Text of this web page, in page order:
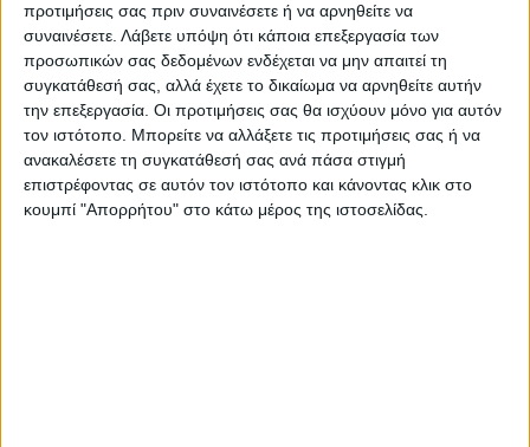
προτιμήσεις σας πριν συναινέσετε ή να αρνηθείτε να
συναινέσετε. Λάβετε υπόψη ότι κάποια επεξεργασία των
προσωπικών σας δεδομένων ενδέχεται να μην απαιτεί τη
συγκατάθεσή σας, αλλά έχετε το δικαίωμα να αρνηθείτε αυτήν
την επεξεργασία. Οι προτιμήσεις σας θα ισχύουν μόνο για αυτόν
τον ιστότοπο. Μπορείτε να αλλάξετε τις προτιμήσεις σας ή να
ανακαλέσετε τη συγκατάθεσή σας ανά πάσα στιγμή
επιστρέφοντας σε αυτόν τον ιστότοπο και κάνοντας κλικ στο
κουμπί "Απορρήτου" στο κάτω μέρος της ιστοσελίδας.
Κορωνοϊός – Δερμιτζάκης:
Γιατί είναι επικίνδυνος ο
εμβολιασμός με υψηλό
αριθμό κρουσμάτων
Κορωνοϊός: Έτσι θα γίνουν οι
εμβολιασμοί - Τι αποκάλυψε
ο Κικίλιας